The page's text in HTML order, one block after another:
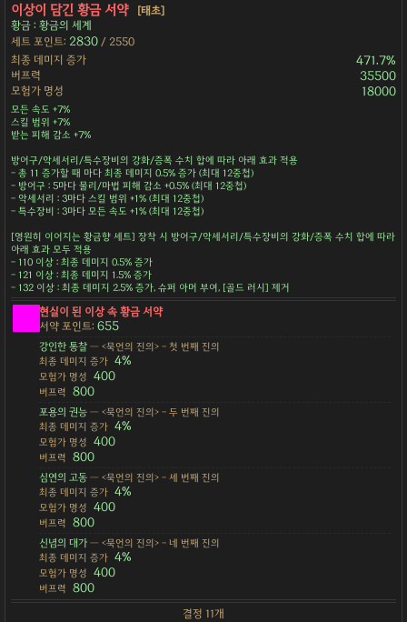
이상이 담긴 황금 서약
[태초]
황금 : 황금의 세계
세트 포인트: 2830 / 2550
최종 데미지 증가
471.7%
버프력 35500
모험가 명성 18000
모든 속도 +7%
스킬 범위 +7%
받는 피해 감소 +7%
방어구/악세서리/특수장비의 강화/증폭 수치 합에 따라 아래 효과 적용
- 총 11 증가할 때 마다 최종 데미지 0.5% 증가 (최대 12중첩)
- 방어구 : 5마다 물리/마법 피해 감소 +0.5% (최대 12중첩)
- 악세서리 : 3마다 스킬 범위 +1% (최대 12중첩)
- 특수장비 : 3마다 모든 속도 +1% (최대 12중첩)
[영원히 이어지는 황금향 세트] 장착 시 방어구/악세서리/특수장비의 강화/증폭 수치 합에 따라
아래 효과 모두 적용
- 110 이상 : 최종 데미지 0.5% 증가
- 121 이상 : 최종 데미지 1.5% 증가
- 132 이상 : 최종 데미지 2.5% 증가, 슈퍼 아머 부여, [골드 러시] 제거
현실이 된 이상 속 황금 서약
서약 포인트:655
강인한 통찰— <묵언의 진의> - 첫 번째 진의
최종 데미지 증가 4%
모험가 명성 400
버프력 800
포용의 권능— <묵언의 진의> - 두 번째 진의
최종 데미지 증가 4%
모험가 명성 400
버프력 800
심연의 고동— <묵언의 진의> - 세 번째 진의
최종 데미지 증가 4%
모험가 명성 400
버프력 800
신념의 대가— <묵언의 진의> - 네 번째 진의
최종 데미지 증가 4%
모험가 명성 400
버프력 800
결정 11개